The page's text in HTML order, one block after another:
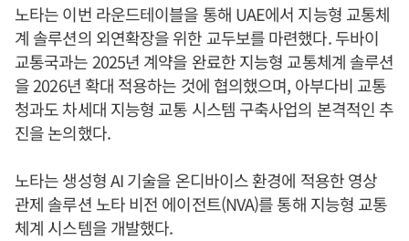
노타는 이번 라운드테이블을 통해 UAE에서 지능형 교통체
계 솔루션의 외연확장을 위한 교두보를 마련했다. 두바이
교통국과는 2025년 계약을 완료한 지능형 교통체계 솔루션
을 2026년 확대 적용하는 것에 협의했으며, 아부다비 교통
청과도 차세대 지능형 교통 시스템 구축사업의 본격적인 추
진을 논의했다.
노타는 생성형 AI 기술을 온디바이스 환경에 적용한 영상
관제 솔루션 노타 비전 에이전트(NVA)를 통해 지능형 교통
체계 시스템을 개발했다.